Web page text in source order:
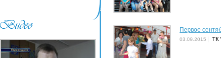
Первое
03.09.2015 ТК